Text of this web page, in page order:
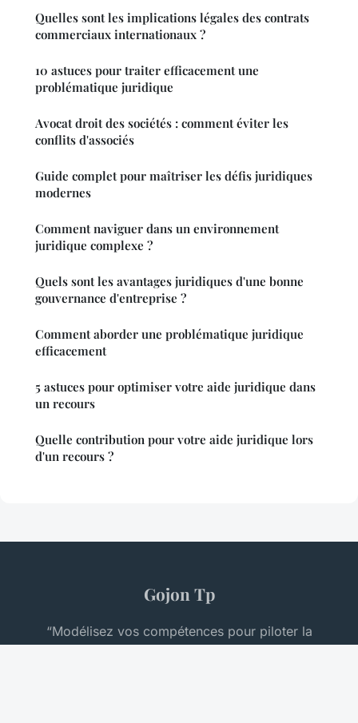
Quelles sont les implications légales des contrats
commerciaux internationaux ?
10 astuces pour traiter efficacement une
problématique juridique
Avocat droit des sociétés : comment éviter les
conflits d'associés
Guide complet pour maîtriser les défis juridiques
modernes
Comment naviguer dans un environnement
juridique complexe ?
Quels sont les avantages juridiques d'une bonne
gouvernance d'entreprise ?
Comment aborder une problématique juridique
efficacement
5 astuces pour optimiser votre aide juridique dans
un recours
Quelle contribution pour votre aide juridique lors
d'un recours ?
Gojon Tp
“Modélisez vos compétences pour piloter la